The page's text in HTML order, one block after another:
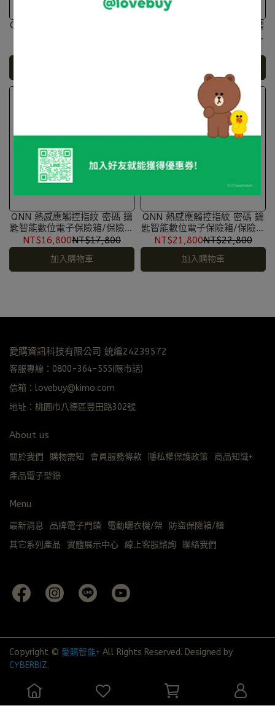
QNN 智能數位指紋床頭櫃保險
QNN 熱感應觸控指紋 密碼 鑰
匙智能數位電子保險箱/保險櫃
QNN 熱感應觸控指紋 密碼 鑰
匙智能數位電子保險箱/保險櫃
(SJB-35)
NT$16,800NT$17,800
加入購物車
QNN 熱感應觸控指紋 密碼 鑰
匙智能數位電子保險箱/保險櫃
(SJB-60)
NT$21,800NT$22,800
加入購物車
愛購資訊科技有限公司 統編24239572
客服專線：0800-364-555(限市話)
信箱：lovebuy@kimo.com
地址：桃園市八德區豐田路302號
About us
關於我們 購物需知 會員服務條款 隱私權保護政策
商品知識+
產品電子型錄
Menu
最新消息 品牌電子門鎖 電動曬衣機/架
防盜保險箱/櫃
其它系列產品
實體展示中心 線上客服諮詢 聯絡我們
Copyright © 愛購智能+ All Rights Reserved. Designed by
CYBERBIZ.